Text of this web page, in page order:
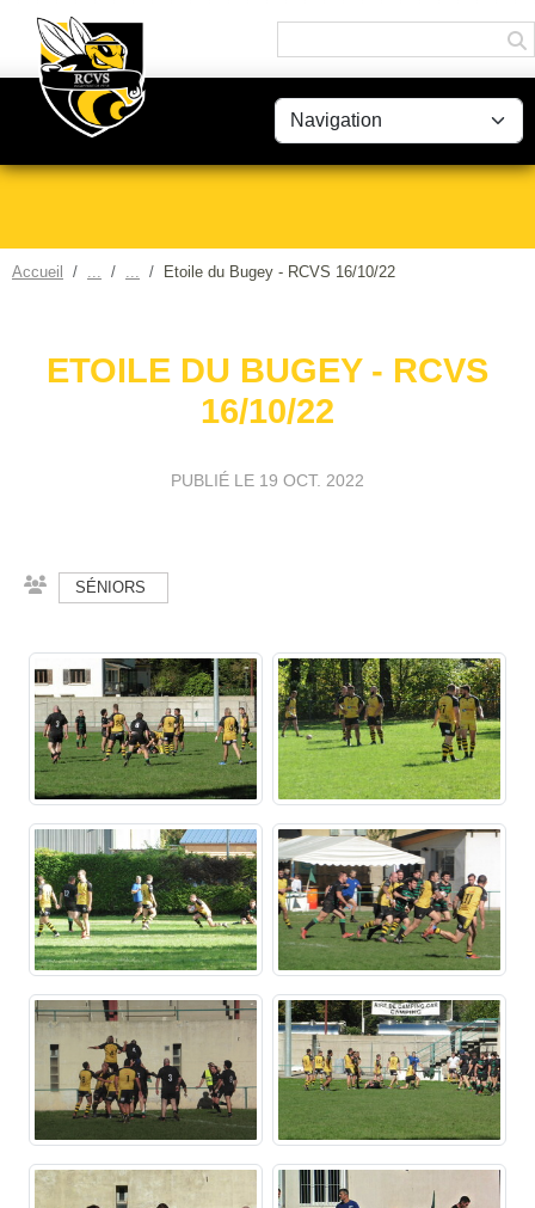
Accueil Etoile du Bugey - RCVS 16/10/22
ETOILE DU BUGEY - RCVS
16/10/22
PUBLIÉ LE 19 OCT. 2022
SÉNIORS
Panneau de gestion des cookies